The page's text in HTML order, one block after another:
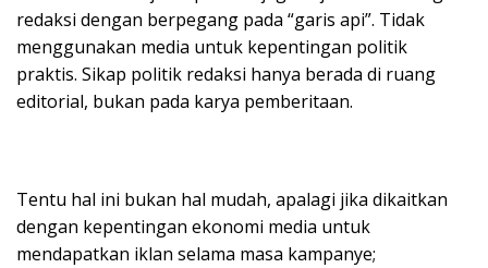
redaksi dengan berpegang pada “garis api”. Tidak
menggunakan media untuk kepentingan politik
praktis. Sikap politik redaksi hanya berada di ruang
editorial, bukan pada karya pemberitaan.
Tentu hal ini bukan hal mudah, apalagi jika dikaitkan
dengan kepentingan ekonomi media untuk
mendapatkan iklan selama masa kampanye;